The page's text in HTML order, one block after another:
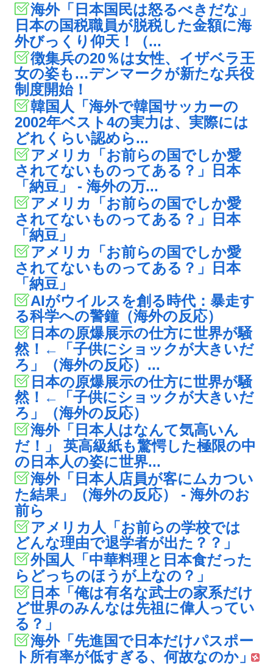
海外「日本国民は怒るべきだな」
日本の国税職員が脱税した金額に海
外びっくり仰天！（...
徴集兵の20％は女性、イザベラ王
女の姿も…デンマークが新たな兵役
制度開始！
韓国人「海外で韓国サッカーの
2002年ベスト4の実力は、実際には
どれくらい認めら...
アメリカ「お前らの国でしか愛
されてないものってある？」日本
「納豆」 - 海外の万...
アメリカ「お前らの国でしか愛
されてないものってある？」日本
「納豆」
アメリカ「お前らの国でしか愛
されてないものってある？」日本
「納豆」
AIがウイルスを創る時代：暴走す
る科学への警鐘（海外の反応）
日本の原爆展示の仕方に世界が騒
然！←「子供にショックが大きいだ
ろ」（海外の反応）...
日本の原爆展示の仕方に世界が騒
然！←「子供にショックが大きいだ
ろ」（海外の反応）
海外「日本人はなんて気高いん
だ！」 英高級紙も驚愕した極限の中
の日本人の姿に世界...
海外「日本人店員が客にムカつい
た結果」（海外の反応） - 海外のお
前ら
アメリカ人「お前らの学校では
どんな理由で退学者が出た？？」
外国人「中華料理と日本食だった
らどっちのほうが上なの？」
日本「俺は有名な武士の家系だけ
ど世界のみんなは先祖に偉人ってい
る？」
海外「先進国で日本だけパスポー
ト所有率が低すぎる、何故なのか」